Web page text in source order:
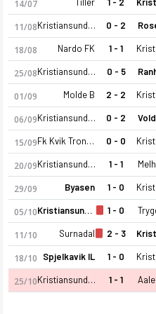
Kristiansund BK 2 2025
14/07
11/08 Kristiansund BK 2 0 - 2
18/08 Nardo FK 1 - 1
25/08 Kristiansund BK 2 0 - 5
01/09 Molde B 2 - 2
06/09 Kristiansund BK 2 0 - 2
15/09 Fk Kvik Trondheim 0 - 0
20/09 Kristiansund BK 2 1 - 1
29/09 Byasen 1 - 0
05/10 Kristiansund BK 2 1 - 0
11/10 Surnadal 2 - 3
18/10 Spjelkavik IL 1 - 0
25/10 Kristiansund BK 2 1 - 1